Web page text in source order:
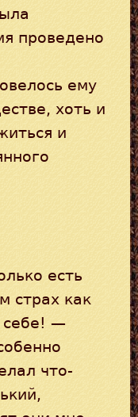
проведено
ему
хоть и
и
есть
страх как
себе! —
что-